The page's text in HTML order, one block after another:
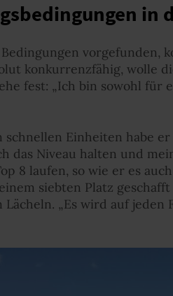
in
vorgefunden,
konkurrenzfähig, wolle
fest: „Ich bin sowohl für
schnellen Einheiten habe
das Niveau halten und
8 laufen, so wie er es
siebten Platz
Lächeln. „Es wird auf jeden